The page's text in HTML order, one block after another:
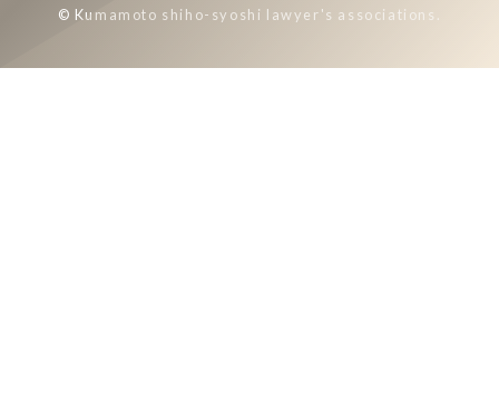
© Kumamoto shiho-syoshi lawyer's associations.